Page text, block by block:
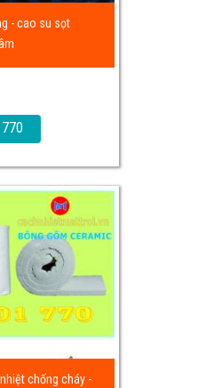
- cao su sọt
chống cháy -